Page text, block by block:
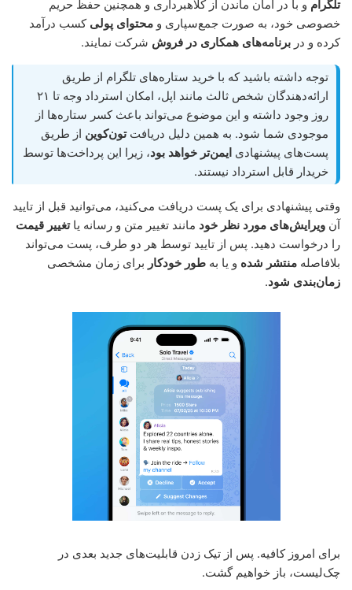
تلگرام و با در امان ماندن از کلاهبرداری و همچنین حفظ حریم
خصوصی خود، به صورت جمع‌سپاری و محتوای پولی کسب درآمد
کرده و در برنامه‌های همکاری در فروش شرکت نمایند.
توجه داشته باشید که با خرید ستاره‌های تلگرام از طریق
ارائه‌دهندگان شخص ثالث مانند اپل، امکان استرداد وجه تا ۲۱
روز وجود داشته و این موضوع می‌تواند باعث کسر ستاره‌ها از
موجودی شما شود. به همین دلیل دریافتتون‌کوین از طریق
پست‌های پیشنهادی ایمن‌تر خواهد بود، زیرا این پرداخت‌ها توسط
خریدار قابل استرداد نیستند.
وقتی پیشنهادی برای یک پست دریافت می‌کنید، می‌توانید قبل از تایید
آن ویرایش‌های مورد نظر خود مانند تغییر متن و رسانه یاتغییر قیمت
را درخواست دهید. پس از تایید توسط هر دو طرف، پست می‌تواند
بلافاصله منتشر شده و یا به طور خودکار برای زمان مشخصی
زمان‌بندی شود.
برای امروز کافیه. پس از تیک زدن قابلیت‌های جدید بعدی در
چک‌لیست، باز خواهیم گشت.